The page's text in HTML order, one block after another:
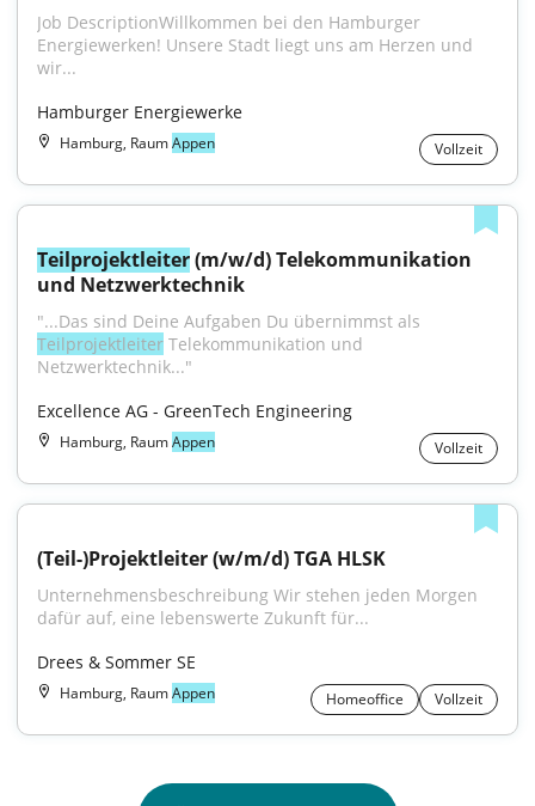
Job DescriptionWillkommen bei den Hamburger
Energiewerken! Unsere Stadt liegt uns am Herzen und
wir...
Hamburger Energiewerke
Hamburg, RaumAppen Vollzeit
Teilprojektleiter (m/w/d) Telekommunikation
und Netzwerktechnik
Teilprojektleiter Telekommunikation und
Netzwerktechnik..."
Excellence AG - GreenTech Engineering
Hamburg, RaumAppen Vollzeit
(Teil-)Projektleiter (w/m/d) TGA HLSK
Unternehmensbeschreibung Wir stehen jeden Morgen
dafür auf, eine lebenswerte Zukunft für...
Drees & Sommer SE
Hamburg, RaumAppen Homeoffice Vollzeit